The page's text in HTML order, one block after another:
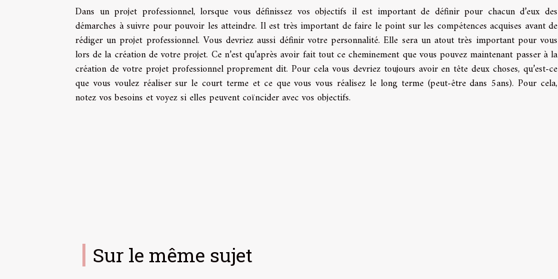
Dans un projet professionnel, lorsque vous définissez vos objectifs il est important de définir pour chacun d’eux des
démarches à suivre pour pouvoir les atteindre. Il est très important de faire le point sur les compétences acquises avant de
rédiger un projet professionnel. Vous devriez aussi définir votre personnalité. Elle sera un atout très important pour vous
lors de la création de votre projet. Ce n’est qu’après avoir fait tout ce cheminement que vous pouvez maintenant passer à la
création de votre projet professionnel proprement dit. Pour cela vous devriez toujours avoir en tête deux choses, qu’est-ce
que vous voulez réaliser sur le court terme et ce que vous vous réalisez le long terme (peut-être dans 5ans). Pour cela,
notez vos besoins et voyez si elles peuvent coïncider avec vos objectifs.
Sur le même sujet